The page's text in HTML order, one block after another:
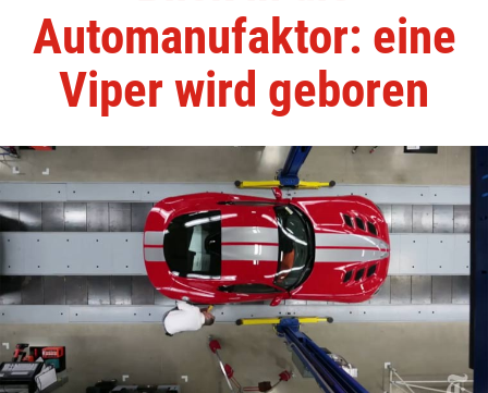
Automanufaktor: eine
Viper wird geboren